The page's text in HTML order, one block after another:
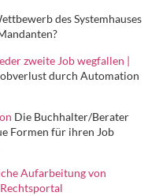
des Systemhauses
zweite Job wegfallen |
durch Automation
Die Buchhalter/Berater
Formen für ihren Job
Aufarbeitung von